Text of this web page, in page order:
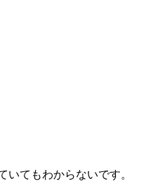
いてもわからないです。